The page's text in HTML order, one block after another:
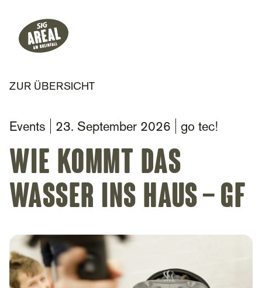
Header
SIG Gemeinnützige Stiftung
Hauptnavigation
ZUR ÜBERSICHT
Events 23. September 2026 go tec!
Wie kommt das
Wasser ins Haus – GF